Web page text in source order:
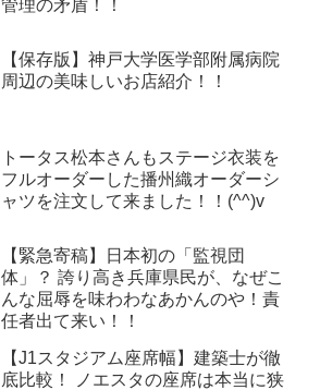
管理の矛盾！！
【保存版】神戸大学医学部附属病院
周辺の美味しいお店紹介！！
トータス松本さんもステージ衣装を
フルオーダーした播州織オーダーシ
ャツを注文して来ました！！(^^)v
【緊急寄稿】日本初の「監視団
体」？ 誇り高き兵庫県民が、なぜこ
んな屈辱を味わわなあかんのや！責
任者出て来い！！
【J1スタジアム座席幅】建築士が徹
底比較！ ノエスタの座席は本当に狭